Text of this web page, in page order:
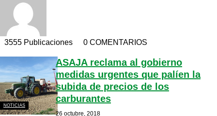
3555 Publicaciones 0 COMENTARIOS
NOTICIAS
ASAJA reclama al gobierno
medidas urgentes que palíen la
subida de precios de los
carburantes
26 octubre, 2018